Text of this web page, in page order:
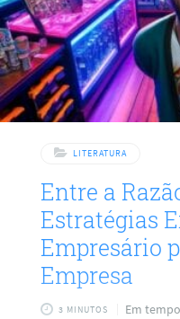
LITERATURA
Entre a
Estratégias
Empresário
Empresa
3 MINUTOS
Em